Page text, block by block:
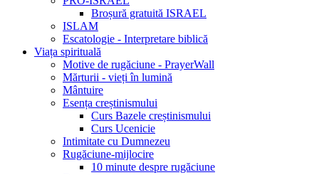
Broșură gratuită ISRAEL
ISLAM
Escatologie - Interpretare biblică
Viața spirituală
Motive de rugăciune - PrayerWall
Mărturii - vieți în lumină
Mântuire
Esența creștinismului
Curs Bazele creștinismului
Curs Ucenicie
Intimitate cu Dumnezeu
Rugăciune-mijlocire
10 minute despre rugăciune